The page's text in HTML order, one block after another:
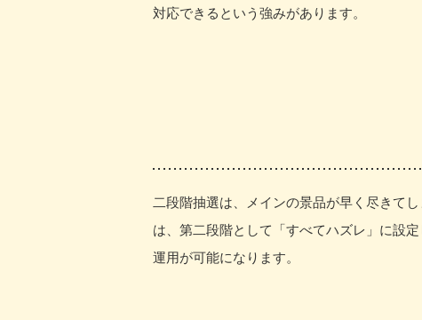
対応できるという強みがあります。
二段階抽選は、メインの景品が早く尽きて
は、第二段階として「すべてハズレ」に設
運用が可能になります。